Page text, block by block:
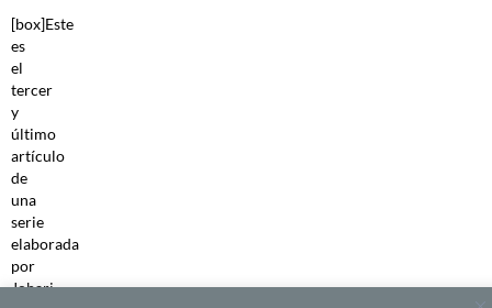
[box]Este
es
el
tercer
y
último
artículo
de
una
serie
elaborada
por
Johari